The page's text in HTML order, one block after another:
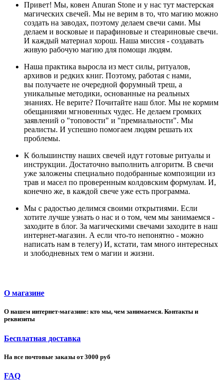
Привет! Мы, ковен Anuran Stone и у нас тут мастерская
магических свечей. Мы не верим в то, что магию можно
создать на заводах, поэтому делаем свечи сами. Мы
делаем и восковые и парафиновые и стеариновые свечи.
И каждый материал хорош. Наша миссия - создавать
живую рабочую магию для помощи людям.
Наша практика выросла из мест силы, ритуалов,
архивов и редких книг. Поэтому, работая с нами,
вы получаете не очередной форумный треш, а
уникальные методики, основанные на реальных
знаниях. Не верите? Почитайте наш блог. Мы не кормим
обещаниями мгновенных чудес. Не делаем громких
заявлений о "топовости" и "премиальности". Мы
реалисты. И успешно помогаем людям решать их
проблемы.
К большинству наших свечей идут готовые ритуалы и
инструкции. Достаточно выполнить алгоритм. В свечи
уже заложены специально подобранные композиции из
трав и масел по проверенным колдовским формулам. И,
конечно же, в каждой свече уже есть программа.
Мы с радостью делимся своими открытиями. Если
хотите лучше узнать о нас и о том, чем мы занимаемся -
заходите в блог. За магическими свечами заходите в наш
интернет-магазин. А если что-то непонятно - можно
написать нам в телегу) И, кстати, там много интересных
и злободневных тем о магии и жизни.
О магазине
О нашем интернет-магазине: кто мы, чем занимаемся. Контакты и
реквизиты
Бесплатная доставка
На все почтовые заказы от 3000 руб
FAQ